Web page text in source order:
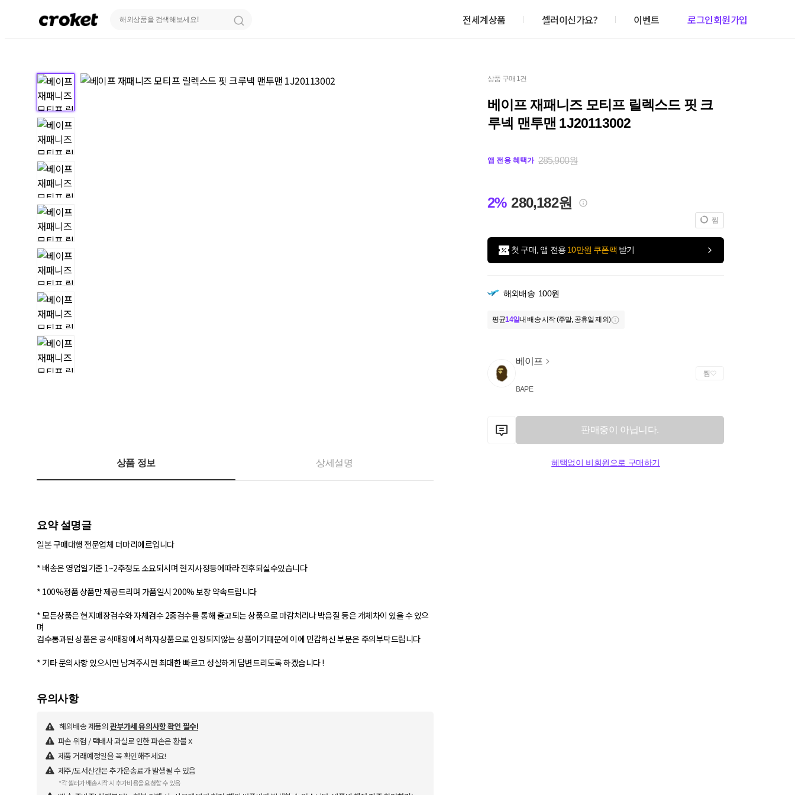
전세계상품 셀러이신가요? 이벤트 로그인회원가입
상품 구매 1건
베이프 재패니즈 모티프 릴렉스드 핏 크
루넥 맨투맨 1J20113002
앱 전용 혜택가 285,900원
2% 280,182원
찜
첫 구매, 앱 전용 10만원 쿠폰팩 받기
해외배송 100원
평균14일내 배송 시작 (주말, 공휴일 제외)
베이프
BAPE
찜
판매중이 아닙니다.
혜택없이 비회원으로 구매하기
상품 정보 상세설명
요약 설명글
일본 구매대행 전문업체 더마리에르입니다
* 배송은 영업일기준 1~2주정도 소요되시며 현지사정등에따라 전후되실수있습니다
* 100%정품 상품만 제공드리며 가품일시 200% 보장 약속드립니다
* 모든상품은 현지매장검수와 자체검수 2중검수를 통해 출고되는 상품으로 마감처리나 박음질 등은 개체차이 있을 수 있으
며
검수통과된 상품은 공식매장에서 하자상품으로 인정되지않는 상품이기때문에 이에 민감하신 부분은 주의부탁드립니다
* 기타 문의사항 있으시면 남겨주시면 최대한 빠르고 성실하게 답변드리도록 하겠습니다 !
유의사항
해외배송 제품의 관부가세 유의사항 확인 필수!
파손 위험 / 택배사 과실로 인한 파손은 환불 X
제품 거래예정일을 꼭 확인해주세요!
제주/도서산간은 추가운송료가 발생될 수 있음
*각 셀러가 배송시작 시 추가비용을 요청할 수 있음